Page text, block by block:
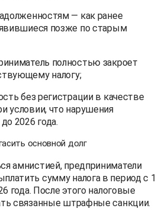
— как ранее
позже по старым
полностью закроет
налогу;
без регистрации в качестве
условии, что нарушения
2026 года.
основной долг
амнистией, предприниматели
сумму налога в период с 1
года. После этого налоговые
связанные штрафные санкции.